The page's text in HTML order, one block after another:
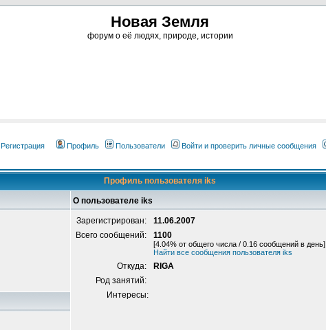
Новая Земля
форум о её людях, природе, истории
Регистрация Профиль Пользователи Войти и проверить личные сообщения
Профиль пользователя iks
О пользователе iks
Зарегистрирован:
11.06.2007
Всего сообщений:
1100
[4.04% от общего числа / 0.16 сообщений в день]
Найти все сообщения пользователя iks
Откуда:
RIGA
Род занятий:
Интересы: